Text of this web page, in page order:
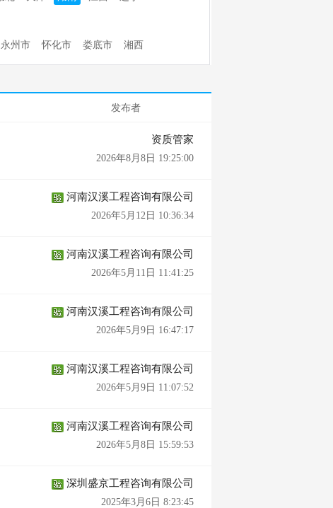
永州市 怀化市 娄底市 湘西
发布者
资质管家
2026年8月8日 19:25:00
河南汉溪工程咨询有限公司
2026年5月12日 10:36:34
河南汉溪工程咨询有限公司
2026年5月11日 11:41:25
河南汉溪工程咨询有限公司
2026年5月9日 16:47:17
河南汉溪工程咨询有限公司
2026年5月9日 11:07:52
河南汉溪工程咨询有限公司
2026年5月8日 15:59:53
深圳盛京工程咨询有限公司
2025年3月6日 8:23:45